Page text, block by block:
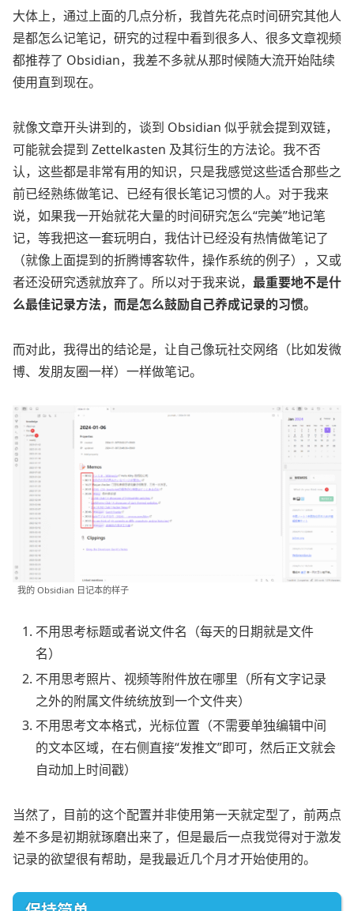
大体上，通过上面的几点分析，我首先花点时间研究其他人
是都怎么记笔记，研究的过程中看到很多人、很多文章视频
都推荐了 Obsidian，我差不多就从那时候随大流开始陆续
使用直到现在。
就像文章开头讲到的，谈到 Obsidian 似乎就会提到双链，
可能就会提到 Zettelkasten 及其衍生的方法论。我不否
认，这些都是非常有用的知识，只是我感觉这些适合那些之
前已经熟练做笔记、已经有很长笔记习惯的人。对于我来
说，如果我一开始就花大量的时间研究怎么“完美”地记笔
记，等我把这一套玩明白，我估计已经没有热情做笔记了
（就像上面提到的折腾博客软件，操作系统的例子），又或
者还没研究透就放弃了。所以对于我来说， 最重要地不是什
么最佳记录方法，而是怎么鼓励自己养成记录的习惯。
而对此，我得出的结论是，让自己像玩社交网络（比如发微
博、发朋友圈一样）一样做笔记。
我的 Obsidian 日记本的样子
不用思考标题或者说文件名（每天的日期就是文件
名）
不用思考照片、视频等附件放在哪里（所有文字记录
之外的附属文件统统放到一个文件夹）
不用思考文本格式，光标位置（不需要单独编辑中间
的文本区域，在右侧直接“发推文”即可，然后正文就会
自动加上时间戳）
当然了，目前的这个配置并非使用第一天就定型了，前两点
差不多是初期就琢磨出来了，但是最后一点我觉得对于激发
记录的欲望很有帮助，是我最近几个月才开始使用的。